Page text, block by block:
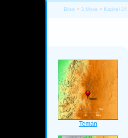
Bibel >3.Mose > Kapitel 24